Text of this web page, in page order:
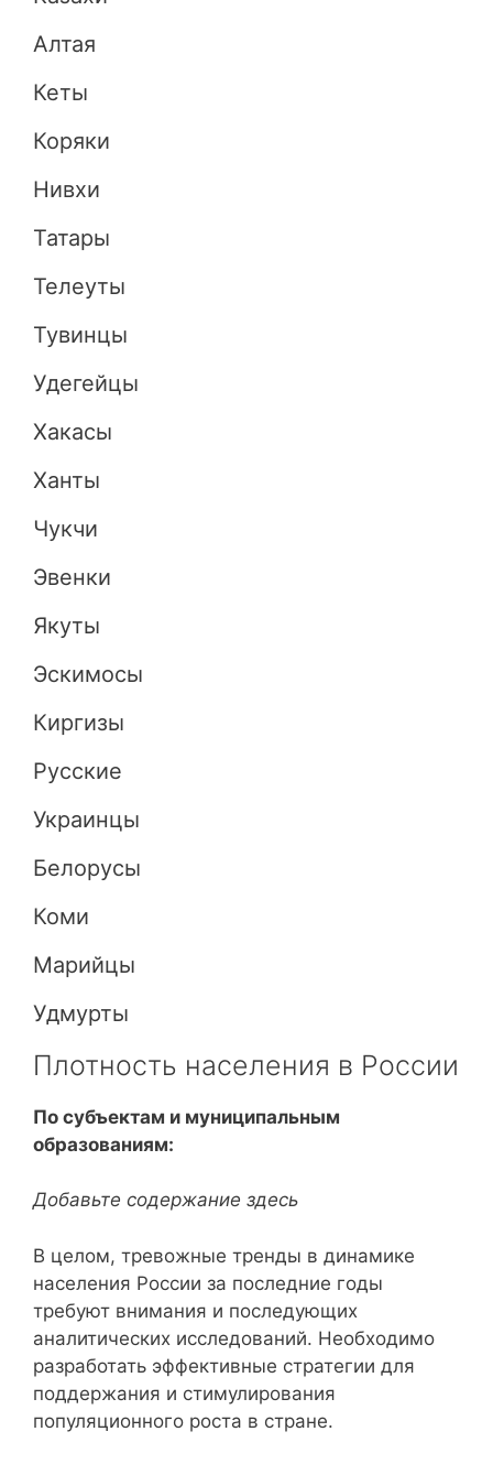
Алтая
Кеты
Коряки
Нивхи
Татары
Телеуты
Тувинцы
Удегейцы
Хакасы
Ханты
Чукчи
Эвенки
Якуты
Эскимосы
Киргизы
Русские
Украинцы
Белорусы
Коми
Марийцы
Удмурты
Плотность населения в России
По субъектам и муниципальным
образованиям:
Добавьте содержание здесь
В целом, тревожные тренды в динамике
населения России за последние годы
требуют внимания и последующих
аналитических исследований. Необходимо
разработать эффективные стратегии для
поддержания и стимулирования
популяционного роста в стране.